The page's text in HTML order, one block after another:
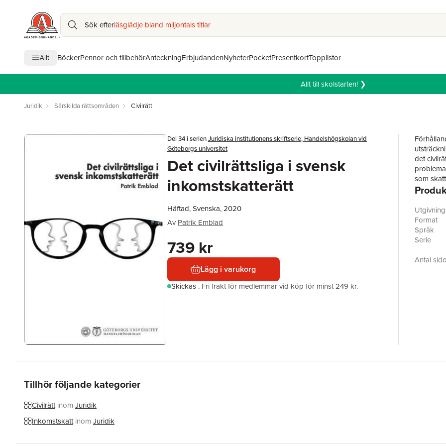
Sök efterläsglädje bland miljontals titlar
Allt BöckerPennor och tillbehörAnteckningErbjudandenNyheterPocketPresentkortTopplistor
Allt till skolstarten! ❯
Juridik Särskilda rättsområden Civilrätt
Del 34 i serienJuridiska institutionens skriftserie, Handelshögskolan vid
Göteborgs universitet
Det civilrättsliga i svensk
inkomstskatterätt
Häftad, Svenska, 2020
Av Patrik Emblad
739 kr
Lägg i varukorg
Skickas . Fri frakt för medlemmar vid köp för minst 249 kr.
det
som
något
denna
fall på
denna
Format
Språk
Serie
Antal
Tillhör följande kategorier
Civilrätt inom Juridik
Inkomstskatt inom Juridik